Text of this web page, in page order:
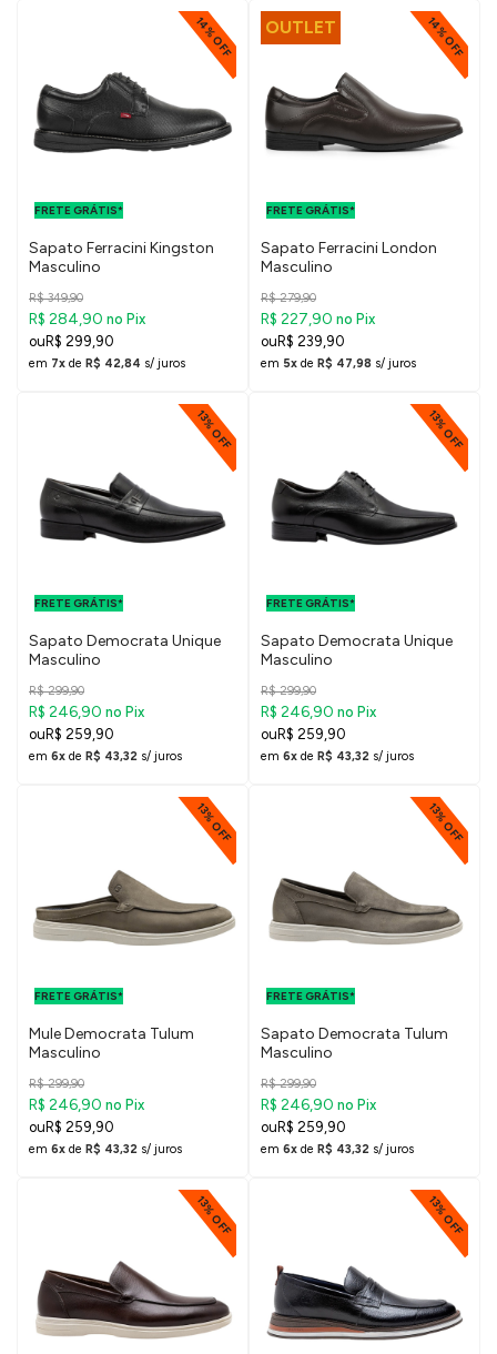
14% OFF
FRETE GRÁTIS*
Sapato Ferracini Kingston
Masculino
R$ 349,90
R$ 284,90 no Pix
R$ 299,90
em 7x de R$ 42,84 s/ juros
OUTLET 14% OFF
FRETE GRÁTIS*
Sapato Ferracini London
Masculino
R$ 279,90
R$ 227,90 no Pix
R$ 239,90
em 5x de R$ 47,98 s/ juros
13% OFF
FRETE GRÁTIS*
Sapato Democrata Unique
Masculino
R$ 299,90
R$ 246,90 no Pix
R$ 259,90
em 6x de R$ 43,32 s/ juros
13% OFF
FRETE GRÁTIS*
Sapato Democrata Unique
Masculino
R$ 299,90
R$ 246,90 no Pix
R$ 259,90
em 6x de R$ 43,32 s/ juros
13% OFF
FRETE GRÁTIS*
Mule Democrata Tulum
Masculino
R$ 299,90
R$ 246,90 no Pix
R$ 259,90
em 6x de R$ 43,32 s/ juros
13% OFF
FRETE GRÁTIS*
Sapato Democrata Tulum
Masculino
R$ 299,90
R$ 246,90 no Pix
R$ 259,90
em 6x de R$ 43,32 s/ juros
13% OFF 13% OFF